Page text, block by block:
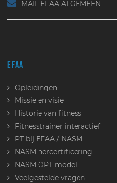
MAIL EFAA ALGEMEEN
EFAA
Opleidingen
Missie en visie
Historie van fitness
Fitnesstrainer interactief
PT bij EFAA / NASM
NASM hercertificering
NASM OPT model
Veelgestelde vragen